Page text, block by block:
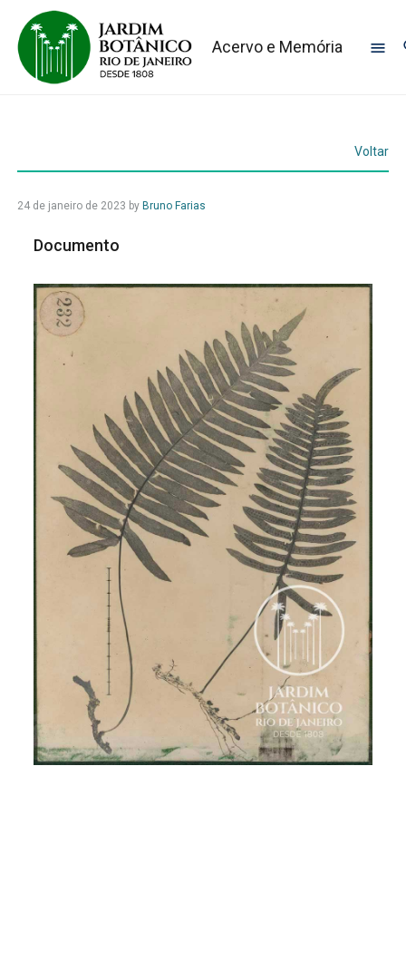
Acervo e Memória
Voltar
24 de janeiro de 2023 by Bruno Farias
Documento